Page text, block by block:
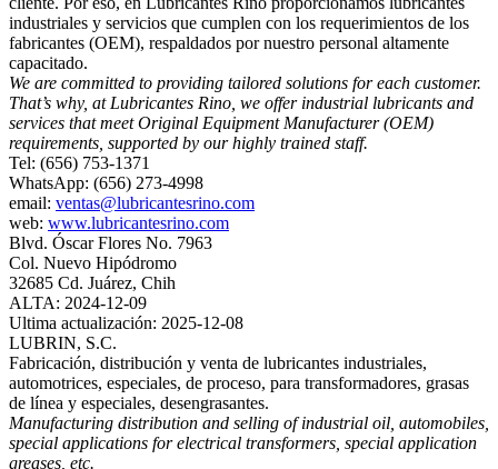
industriales y servicios que cumplen con los requerimientos de los
fabricantes (OEM), respaldados por nuestro personal altamente
capacitado.
We are committed to providing tailored solutions for each customer.
That’s why, at Lubricantes Rino, we offer industrial lubricants and
services that meet Original Equipment Manufacturer (OEM)
requirements, supported by our highly trained staff.
Tel: (656) 753-1371
WhatsApp: (656) 273-4998
email: ventas@lubricantesrino.com
web: www.lubricantesrino.com
Blvd. Óscar Flores No. 7963
Col. Nuevo Hipódromo
32685 Cd. Juárez, Chih
ALTA: 2024-12-09
Ultima actualización: 2025-12-08
LUBRIN, S.C.
Fabricación, distribución y venta de lubricantes industriales,
automotrices, especiales, de proceso, para transformadores, grasas
de línea y especiales, desengrasantes.
Manufacturing distribution and selling of industrial oil, automobiles,
special applications for electrical transformers, special application
greases, etc.